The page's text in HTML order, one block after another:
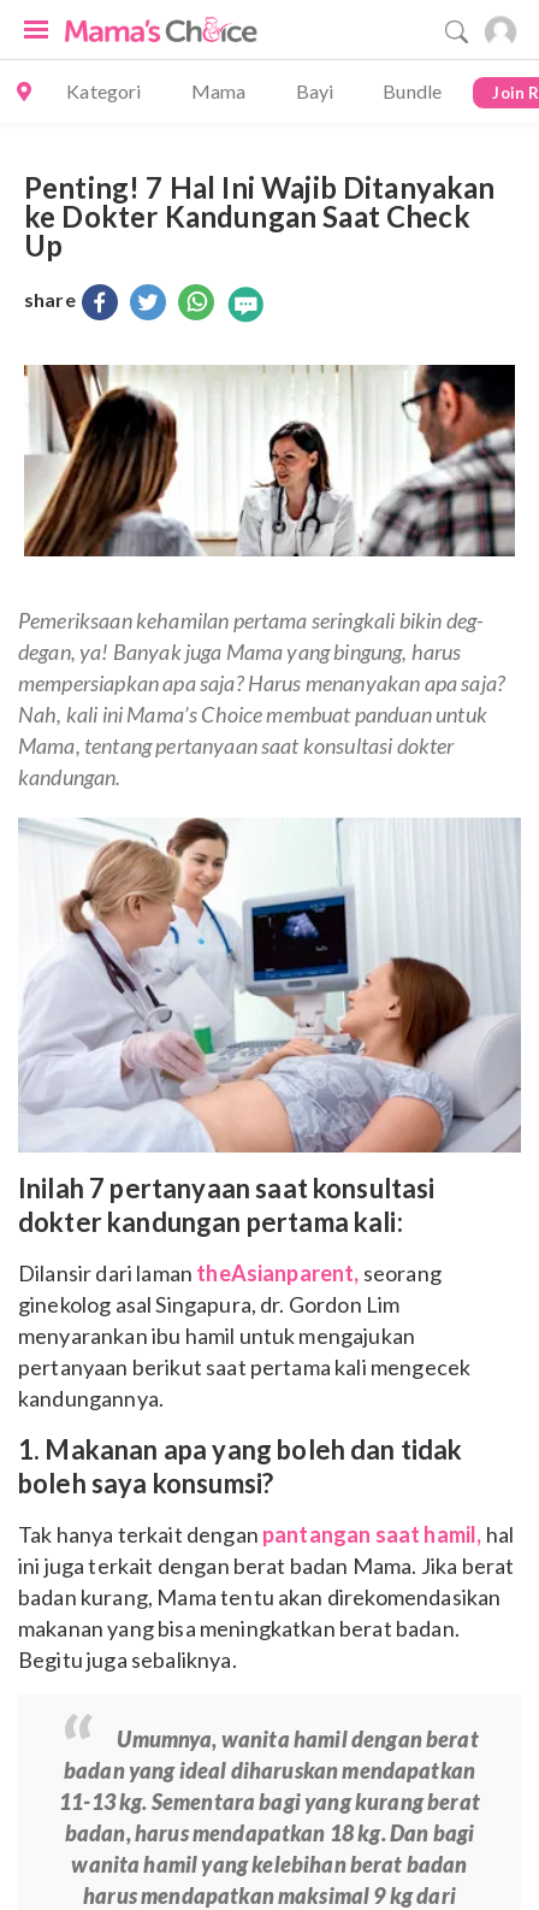
Kategori Mama Bayi Bundle Join
Penting! 7 Hal Ini Wajib Ditanyakan
ke Dokter Kandungan Saat Check
Up
share
Pemeriksaan kehamilan pertama seringkali bikin deg-
degan, ya! Banyak juga Mama yang bingung, harus
mempersiapkan apa saja? Harus menanyakan apa saja?
Nah, kali ini Mama’s Choice membuat panduan untuk
Mama, tentang pertanyaan saat konsultasi dokter
kandungan.
Inilah 7 pertanyaan saat konsultasi
dokter kandungan pertama kali:
Dilansir dari laman theAsianparent, seorang
ginekolog asal Singapura, dr. Gordon Lim
menyarankan ibu hamil untuk mengajukan
pertanyaan berikut saat pertama kali mengecek
kandungannya.
1. Makanan apa yang boleh dan tidak
boleh saya konsumsi?
Tak hanya terkait dengan pantangan saat hamil, hal
ini juga terkait dengan berat badan Mama. Jika berat
badan kurang, Mama tentu akan direkomendasikan
makanan yang bisa meningkatkan berat badan.
Begitu juga sebaliknya.
Umumnya, wanita hamil dengan berat
badan yang ideal diharuskan mendapatkan
11-13 kg. Sementara bagi yang kurang berat
badan, harus mendapatkan 18 kg. Dan bagi
wanita hamil yang kelebihan berat badan
harus mendapatkan maksimal 9 kg dari